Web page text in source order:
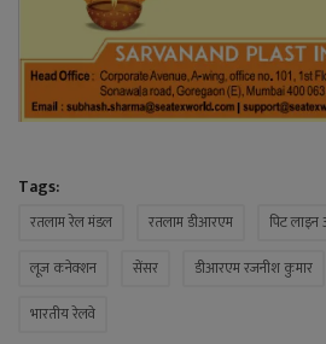
Tags:
रतलाम रेल मंडल रतलाम डीआरएम पिट
लूज कनेक्शन
सेंसर डीआरएम रजनीश कुमार
भारतीय रेलवे